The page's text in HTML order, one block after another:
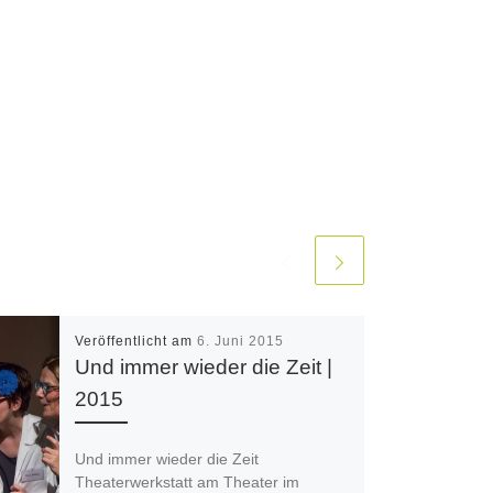
Veröffentlicht am 6. Juni 2015
Und immer wieder die Zeit |
2015
Und immer wieder die Zeit
Theaterwerkstatt am Theater im